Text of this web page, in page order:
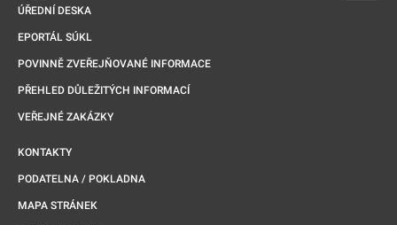
ÚŘEDNÍ DESKA
EPORTÁL SÚKL
POVINNĚ ZVEŘEJŇOVANÉ INFORMACE
PŘEHLED DŮLEŽITÝCH INFORMACÍ
VEŘEJNÉ ZAKÁZKY
KONTAKTY
PODATELNA / POKLADNA
MAPA STRÁNEK